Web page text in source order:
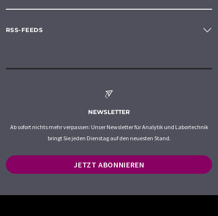
RSS-FEEDS
NEWSLETTER
Ab sofort nichts mehr verpassen: Unser Newsletter für Analytik und Labortechnik
bringt Sie jeden Dienstag auf den neuesten Stand.
JETZT ABONNIEREN